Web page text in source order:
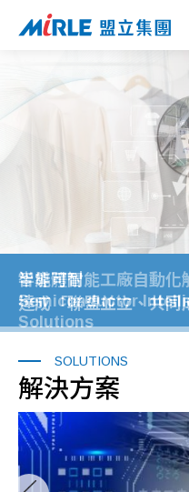
品質檢測即時化
MI‑QVM 虛擬量測系統
智能可耐
達成「聯盟並立、共同
半導體智能工廠自動化
Semiconductor
Solutions
面板級扇出型封裝
FOPLP
SOLUTIONS
解決方案